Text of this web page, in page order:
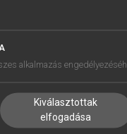
BEÁLLÍTÁSOK
alkalmazás
Kiválasztottak
elfogadása